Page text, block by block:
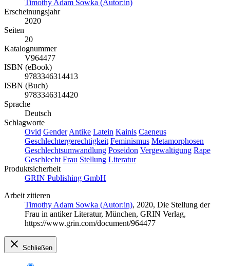
Timothy Adam Sowka (Autor:in)
Erscheinungsjahr
2020
Seiten
20
Katalognummer
V964477
ISBN (eBook)
9783346314413
ISBN (Buch)
9783346314420
Sprache
Deutsch
Schlagworte
Ovid Gender Antike Latein Kainis Caeneus
Geschlechtergerechtigkeit Feminismus Metamorphosen
Geschlechtsumwandlung Poseidon Vergewaltigung Rape
Geschlecht Frau Stellung Literatur
Produktsicherheit
GRIN Publishing GmbH
Arbeit zitieren
Timothy Adam Sowka (Autor:in), 2020, Die Stellung der
Frau in antiker Literatur, München, GRIN Verlag,
https://www.grin.com/document/964477
Schließen